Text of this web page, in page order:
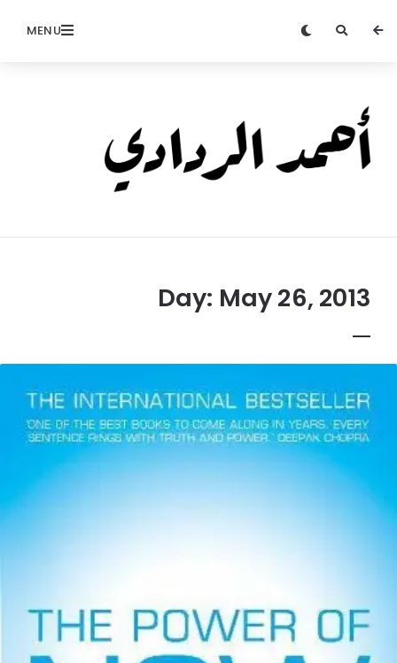
MENU
Day: May 26, 2013